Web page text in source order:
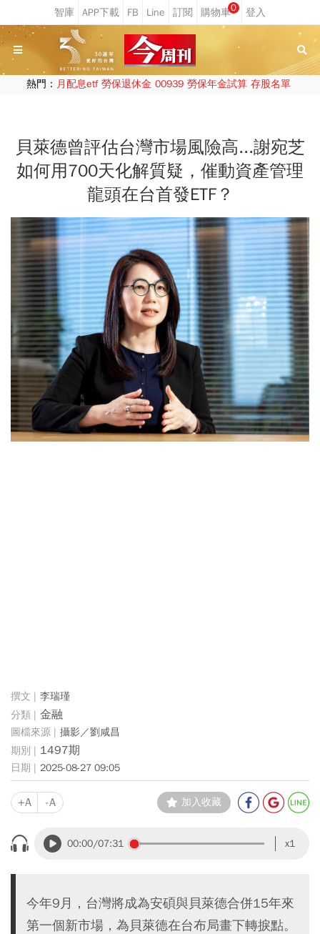
0
熱門： 月配息etf 勞保退休金 00939 勞保年金試算 存股名單
貝萊德曾評估台灣市場風險高...謝宛芝
如何用700天化解質疑，催動資產管理
龍頭在台首發ETF？
李瑞瑾
金融
攝影／劉咸昌
1497期
2025-08-27 09:05
+A -A 加入收藏
00:00/07:31 x1
今年9月，台灣將成為安碩與貝萊德合併15年來
第一個新市場，為貝萊德在台布局畫下轉捩點。